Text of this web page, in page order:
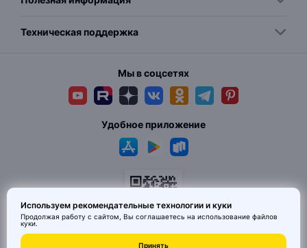
Техническая поддержка
Мы в соцсетях
Удобное приложение
Используем рекомендательные технологии и куки
Продолжая работу с сайтом, Вы соглашаетесь на использование файлов
куки.
Принять